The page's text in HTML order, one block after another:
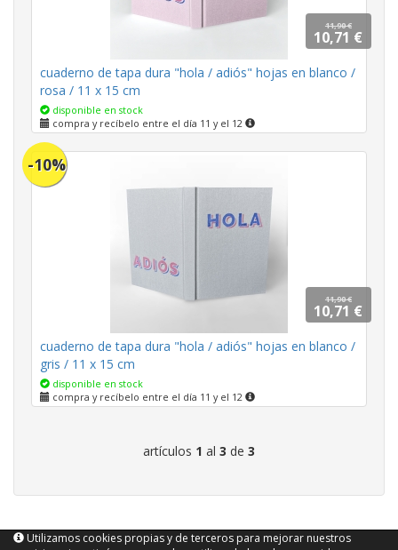
11,90 €
10,71 €
cuaderno de tapa dura "hola / adiós" hojas en blanco /
rosa / 11 x 15 cm
disponible en stock
compra y recíbelo entre el día 11 y el 12
-10%
11,90 €
10,71 €
cuaderno de tapa dura "hola / adiós" hojas en blanco /
gris / 11 x 15 cm
disponible en stock
compra y recíbelo entre el día 11 y el 12
artículos 1 al 3 de 3
Utilizamos cookies propias y de terceros para mejorar nuestros